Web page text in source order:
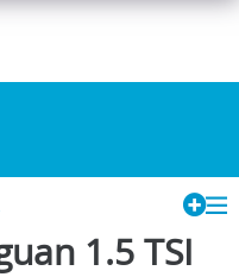
1.5 TSI